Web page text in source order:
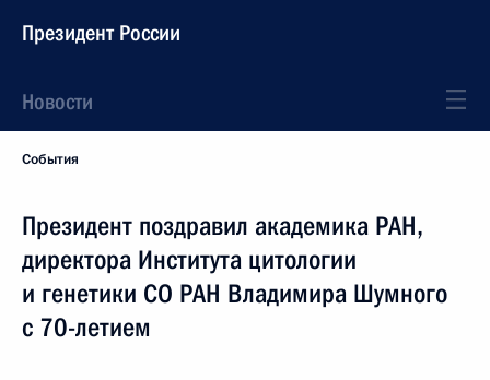
Президент России
Новости
События
Президент поздравил академика РАН,
директора Института цитологии
и генетики СО РАН Владимира Шумного
с 70-летием